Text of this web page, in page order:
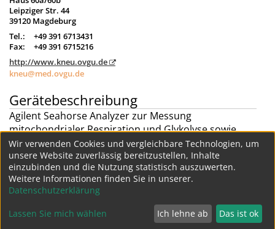
Leipziger Str. 44
39120 Magdeburg
Tel.:
+49 391 6713431
Fax:
+49 391 6715216
http://www.kneu.ovgu.de
kneu@med.ovgu.de
Gerätebeschreibung
Agilent Seahorse Analyzer zur Messung
mitochondrialer Respiration und Glykolyse sowie
ATP-Produktionsraten im Platten-Format.
Projekte
Weitere Geräte dieser Struktur
Datenschutz Impressum
Wir verwenden Cookies und vergleichbare Technologien, um
unsere Website zuverlässig bereitzustellen, Inhalte
einzubinden und die Nutzung statistisch auszuwerten.
Weitere Informationen finden Sie in unserer.
Datenschutzerklärung
Lassen Sie mich wählen Ich lehne ab Das ist ok